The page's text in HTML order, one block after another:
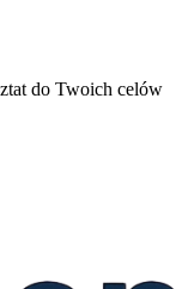
do Twoich celów